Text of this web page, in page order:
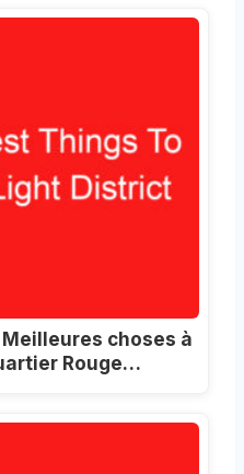
choses à
Rouge…